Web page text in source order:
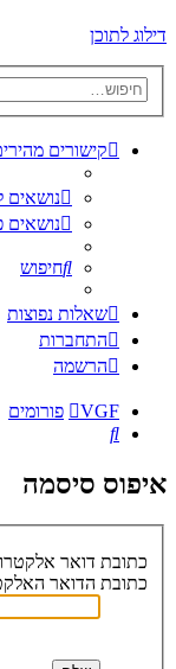
דילוג לתוכן
קישורים
נושאים
נושאים
חיפוש
שאלות נפוצות
התחברות
הרשמה
VGF
פורומים
חיפוש
איפוס סיסמה
כתובת דואר
כתובת הדואר